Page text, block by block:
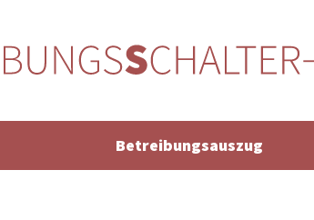
Betreibungsauszug